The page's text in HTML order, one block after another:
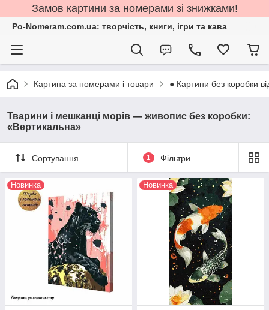
Замов картини за номерами зі знижками!
Po-Nomeram.com.ua: творчість, книги, ігри та кава
Картина за номерами і товари ● Картини без коробки
Тварини і мешканці морів — живопис без коробки:
«Вертикальна»
Сортування 1 Фільтри
Новинка Новинка